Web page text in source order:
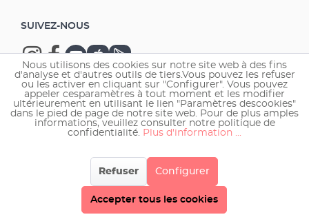
SUIVEZ-NOUS
Copyright © 2026 EHEIM GmbH & Co. KG.
Nous utilisons des cookies sur notre site web à des fins
d'analyse et d'autres outils de tiers.Vous pouvez les refuser
ou les activer en cliquant sur "Configurer". Vous pouvez
appeler cesparamètres à tout moment et les modifier
ultérieurement en utilisant le lien "Paramètres descookies"
dans le pied de page de notre site web. Pour de plus amples
informations, veuillez consulter notre politique de
confidentialité. Plus d'information ...
Refuser Configurer
Accepter tous les cookies